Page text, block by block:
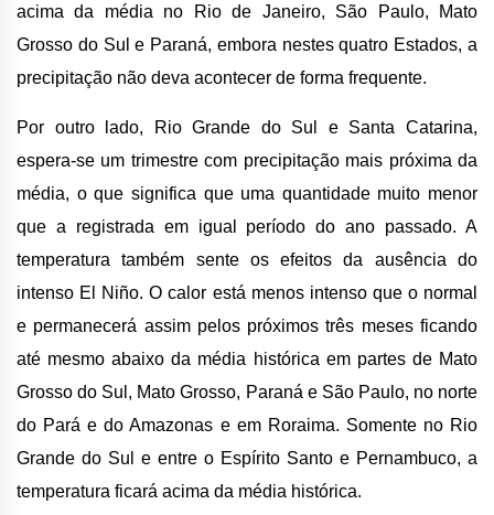
acima da média no Rio de Janeiro, São Paulo, Mato
Grosso do Sul e Paraná, embora nestes quatro Estados, a
precipitação não deva acontecer de forma frequente.
Por outro lado, Rio Grande do Sul e Santa Catarina,
espera-se um trimestre com precipitação mais próxima da
média, o que significa que uma quantidade muito menor
que a registrada em igual período do ano passado. A
temperatura também sente os efeitos da ausência do
intenso El Niño. O calor está menos intenso que o normal
e permanecerá assim pelos próximos três meses ficando
até mesmo abaixo da média histórica em partes de Mato
Grosso do Sul, Mato Grosso, Paraná e São Paulo, no norte
do Pará e do Amazonas e em Roraima. Somente no Rio
Grande do Sul e entre o Espírito Santo e Pernambuco, a
temperatura ficará acima da média histórica.